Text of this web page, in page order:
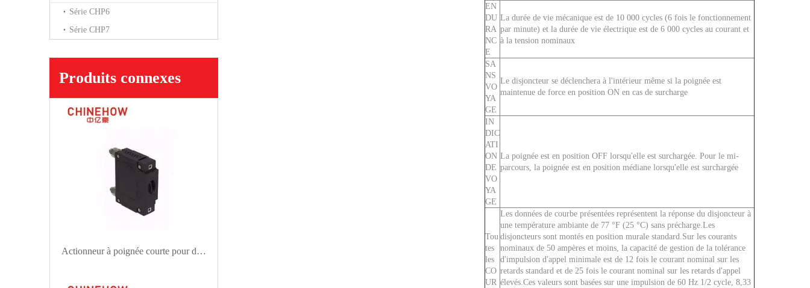
Série CHP6
Série CHP7
Produits connexes
Actionneur à poignée courte pour disjoncteur magnétique hydraulique CVP-FR avec goujon M6 1P
EN
DU
RA
NC
E
La durée de vie mécanique est de 10 000 cycles (6 fois le fonctionnement
par minute) et la durée de vie électrique est de 6 000 cycles au courant et
à la tension nominaux
SA
NS
VO
YA
GE
Le disjoncteur se déclenchera à l'intérieur même si la poignée est
maintenue de force en position ON en cas de surcharge
IN
DIC
ATI
ON
DE
VO
YA
GE
La poignée est en position OFF lorsqu'elle est surchargée. Pour le mi-
parcours, la poignée est en position médiane lorsqu'elle est surchargée
Tou
tes
les
CO
UR
Les données de courbe présentées représentent la réponse du disjoncteur à
une température ambiante de 77 °F (25 °C) sans précharge.Les
disjoncteurs sont montés en position murale standard.Sur les courants
nominaux de 50 ampères et moins, la capacité de gestion de la tolérance
d'impulsion d'appel minimale est de 12 fois le courant nominal sur les
retards standard et de 25 fois le courant nominal sur les retards d'appel
élevés.Ces valeurs sont basées sur une impulsion de 60 Hz 1/2 cycle, 8,33